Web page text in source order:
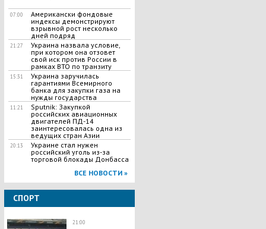
07:00
Американски фондовые
индексы демонстрируют
взрывной рост несколько
дней подряд
21:27
Украина назвала условие,
при котором она отзовет
свой иск против России в
рамках ВТО по транзиту
15:31
Украина заручилась
гарантиями Всемирного
банка для закупки газа на
нужды государства
11:21
Sputnik: Закупкой
российских авиационных
двигателей ПД-14
заинтересовалась одна из
ведущих стран Азии
20:13
Украине стал нужен
российский уголь из-за
торговой блокады Донбасса
ВСЕ НОВОСТИ »
СПОРТ
21:00